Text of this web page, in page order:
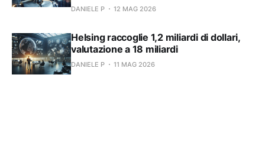
DANIELE P 12 MAG 2026
Helsing raccoglie 1,2 miliardi di dollari,
valutazione a 18 miliardi
DANIELE P 11 MAG 2026